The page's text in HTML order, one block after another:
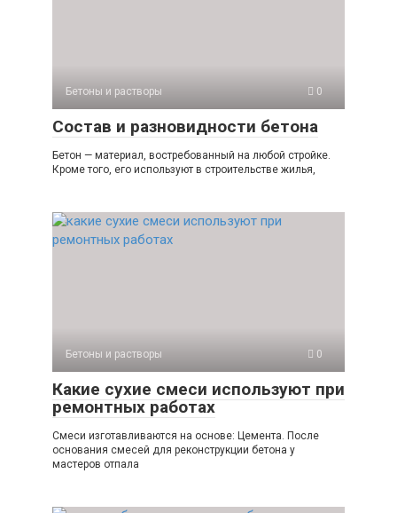
Бетоны и растворы 0
Состав и разновидности бетона
Бетон — материал, востребованный на любой стройке.
Кроме того, его используют в строительстве жилья,
Бетоны и растворы 0
Какие сухие смеси используют при
ремонтных работах
Смеси изготавливаются на основе: Цемента. После
основания смесей для реконструкции бетона у
мастеров отпала